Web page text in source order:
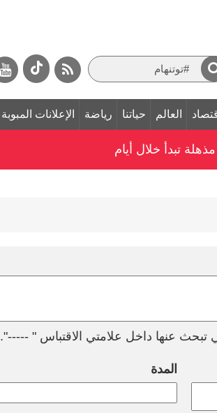
العالم حياتنا رياضة الإعلانات المبوبة
تبدأ خلال أيام
تبحث عنها داخل علامتي الاقتباس " -----".
المدة